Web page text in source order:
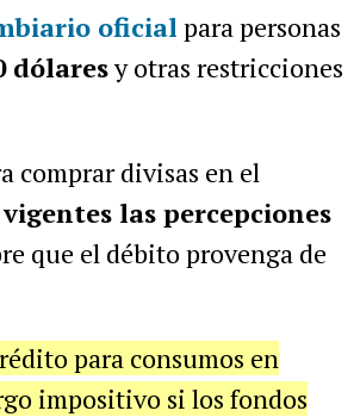
oficial para personas
dólaresy otras restricciones
comprar divisas en el
las percepciones
que el débito provenga de
para consumos en
impositivo si los fondos